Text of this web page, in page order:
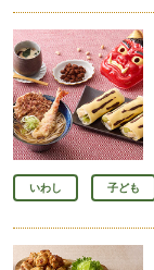
いわし 子ども